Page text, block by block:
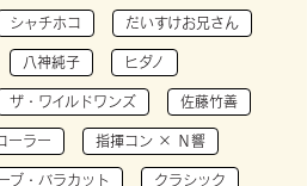
シャチホコ だいすけお兄さん
八神純子 ヒダノ
ザ・ワイルドワンズ 佐藤竹善
ーラー 指揮コン × Ｎ響
ブ・バラカット クラシック